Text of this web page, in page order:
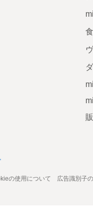
の使用について 広告識別子